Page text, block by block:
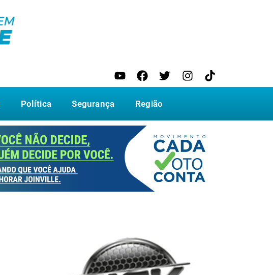
Política Segurança Região